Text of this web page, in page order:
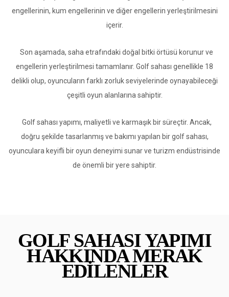
engellerinin, kum engellerinin ve diğer engellerin yerleştirilmesini
içerir.
Son aşamada, saha etrafındaki doğal bitki örtüsü korunur ve
engellerin yerleştirilmesi tamamlanır. Golf sahası genellikle 18
delikli olup, oyuncuların farklı zorluk seviyelerinde oynayabileceği
çeşitli oyun alanlarına sahiptir.
Golf sahası yapımı, maliyetli ve karmaşık bir süreçtir. Ancak,
doğru şekilde tasarlanmış ve bakımı yapılan bir golf sahası,
oyunculara keyifli bir oyun deneyimi sunar ve turizm endüstrisinde
de önemli bir yere sahiptir.
GOLF SAHASI YAPIMI
HAKKINDA MERAK
EDILENLER